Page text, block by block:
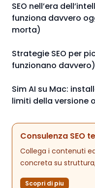
SEO nell’era
funziona davvero
morta)
Strategie SEO per
funzionano davvero)
Sim AI su Mac:
limiti della versione
Consulenza SEO
Collega i contenuti
concreta su
Scopri di piu